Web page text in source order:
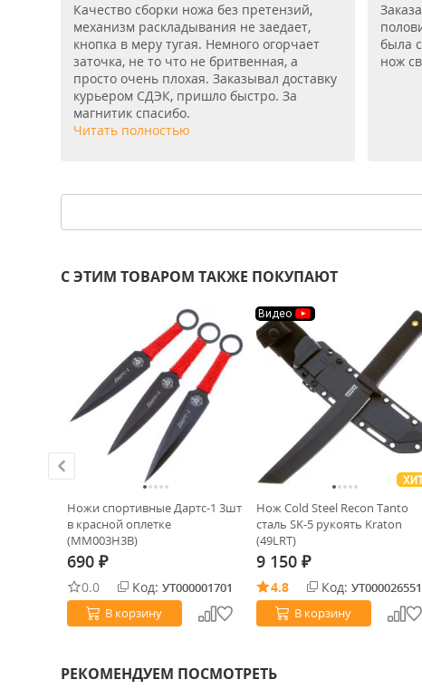
Качество сборки ножа без претензий,
механизм раскладывания не заедает,
кнопка в меру тугая. Немного огорчает
заточка, не то что не бритвенная, а
просто очень плохая. Заказывал доставку
курьером СДЭК, пришло быстро. За
магнитик спасибо.
Читать полностью
была
нож
С ЭТИМ ТОВАРОМ ТАКЖЕ ПОКУПАЮТ
Ножи спортивные Дартс-1 3шт
в красной оплетке
(MM003H3B)
690 ₽
0.0 Код: УТ000001701
В корзину
Видео
Нож Cold Steel Recon Tanto
сталь SK-5 рукоять Kraton
(49LRT)
9 150 ₽
4.8 Код: УТ000026551
В корзину
РЕКОМЕНДУЕМ ПОСМОТРЕТЬ